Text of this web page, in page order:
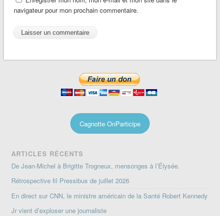
navigateur pour mon prochain commentaire.
Cagnotte OnParticipe
ARTICLES RÉCENTS
De Jean-Michel à Brigitte Trogneux, mensonges à l’Élysée.
Rétrospective fil Pressibus de juillet 2026
En direct sur CNN, le ministre américain de la Santé Robert Kennedy
Jr vient d’exploser une journaliste